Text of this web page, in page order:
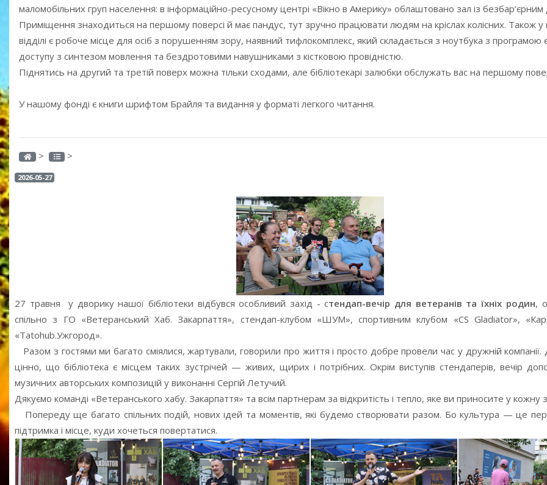
маломобільних груп населення: в інформаційно-ресусному центрі «Вікно в Америку» облаштовано зал із
Приміщення знаходиться на першому поверсі й має пандус, тут зручно працювати людям на кріслах колісних. Також
відділі є робоче місце для осіб з порушенням зору, наявний тифлокомплекс, який складається з ноутбука з програмою
доступу з синтезом мовлення та бездротовими навушниками з кістковою провідністю.
Піднятись на другий та третій поверх можна тільки сходами, але бібліотекарі залюбки обслужать вас на першому
У нашому фонді є книги шрифтом Брайля та видання у форматі легкого читання.
> >
2026-05-27
27 травня у дворику нашої бібліотеки відбувся особливий захід - стендап-вечір для ветеранів та їхніх родин,
спільно з ГО «Ветеранський Хаб. Закарпаття», стендап-клубом «ШУМ», спортивним клубом «CS Gladiator»,
«Tatohub.Ужгород».
Разом з гостями ми багато сміялися, жартували, говорили про життя і просто добре провели час у дружній
цінно, що бібліотека є місцем таких зустрічей — живих, щирих і потрібних. Окрім виступів стендаперів, вечір
музичних авторських композицій у виконанні Сергій Летучий.
Дякуємо команді «Ветеранського хабу. Закарпаття» та всім партнерам за відкритість і тепло, яке ви приносите у кожну
Попереду ще багато спільних подій, нових ідей та моментів, які будемо створювати разом. Бо культура — це
підтримка і місце, куди хочеться повертатися.